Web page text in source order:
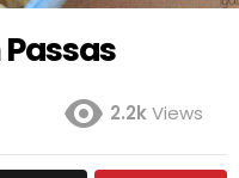
2.2kViews